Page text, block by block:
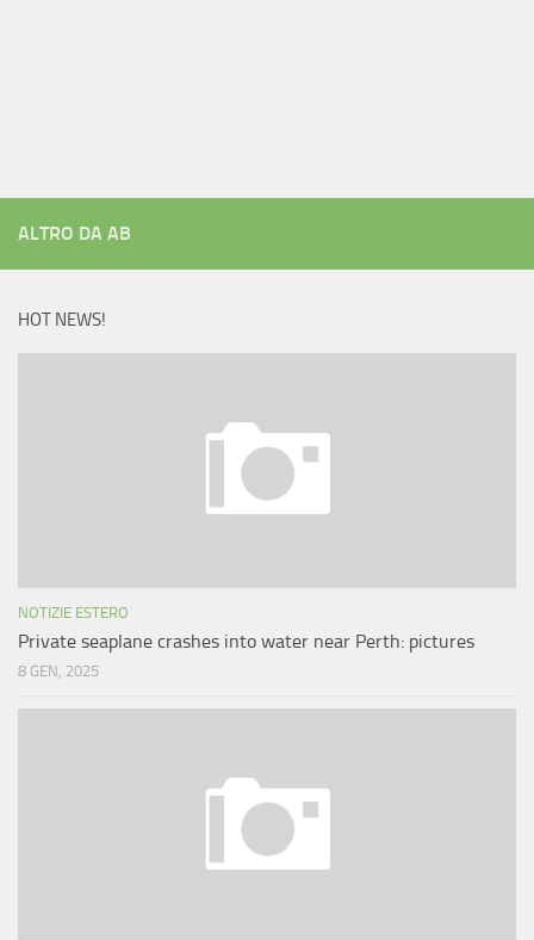
ALTRO DA AB
HOT NEWS!
NOTIZIE ESTERO
Private seaplane crashes into water near Perth: pictures
8 GEN, 2025